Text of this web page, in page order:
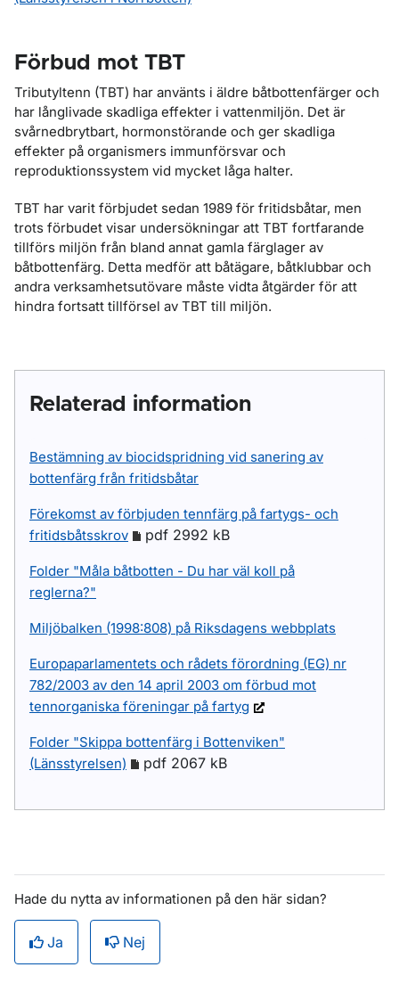
Förbud mot TBT
Tributyltenn (TBT) har använts i äldre båtbottenfärger och
har långlivade skadliga effekter i vattenmiljön. Det är
svårnedbrytbart, hormonstörande och ger skadliga
effekter på organismers immunförsvar och
reproduktionssystem vid mycket låga halter.
TBT har varit förbjudet sedan 1989 för fritidsbåtar, men
trots förbudet visar undersökningar att TBT fortfarande
tillförs miljön från bland annat gamla färglager av
båtbottenfärg. Detta medför att båtägare, båtklubbar och
andra verksamhetsutövare måste vidta åtgärder för att
hindra fortsatt tillförsel av TBT till miljön.
Relaterad information
Bestämning av biocidspridning vid sanering av
bottenfärg från fritidsbåtar
Förekomst av förbjuden tennfärg på fartygs- och
fritidsbåtsskrov
pdf 2992 kB
Folder "Måla båtbotten - Du har väl koll på
reglerna?"
Miljöbalken (1998:808) på Riksdagens webbplats
Europaparlamentets och rådets förordning (EG) nr
782/2003 av den 14 april 2003 om förbud mot
tennorganiska föreningar på fartyg
Folder "Skippa bottenfärg i Bottenviken"
(Länsstyrelsen)
pdf 2067 kB
Hade du nytta av informationen på den här sidan?
Ja Nej